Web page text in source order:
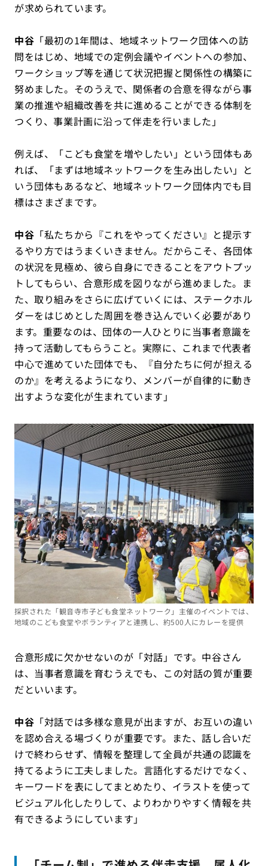
が求められています。
中谷 「最初の1年間は、地域ネットワーク団体への訪
問をはじめ、地域での定例会議やイベントへの参加、
ワークショップ等を通じて状況把握と関係性の構築に
努めました。そのうえで、関係者の合意を得ながら事
業の推進や組織改善を共に進めることができる体制を
つくり、事業計画に沿って伴走を行いました」
例えば、「こども食堂を増やしたい」という団体もあ
れば、「まずは地域ネットワークを生み出したい」と
いう団体もあるなど、地域ネットワーク団体内でも目
標はさまざまです。
中谷 「私たちから『これをやってください』と提示す
るやり方ではうまくいきません。だからこそ、各団体
の状況を見極め、彼ら自身にできることをアウトプッ
トしてもらい、合意形成を図りながら進めました。ま
た、取り組みをさらに広げていくには、ステークホル
ダーをはじめとした周囲を巻き込んでいく必要があり
ます。重要なのは、団体の一人ひとりに当事者意識を
持って活動してもらうこと。実際に、これまで代表者
中心で進めていた団体でも、『自分たちに何が担える
のか』を考えるようになり、メンバーが自律的に動き
出すような変化が生まれています」
採択された「観音寺市子ども食堂ネットワーク」主催のイベントでは、
地域のこども食堂やボランティアと連携し、約500人にカレーを提供
合意形成に欠かせないのが「対話」です。中谷さん
は、当事者意識を育むうえでも、この対話の質が重要
だといいます。
中谷 「対話では多様な意見が出ますが、お互いの違い
を認め合える場づくりが重要です。また、話し合いだ
けで終わらせず、情報を整理して全員が共通の認識を
持てるように工夫しました。言語化するだけでなく、
キーワードを表にしてまとめたり、イラストを使って
ビジュアル化したりして、よりわかりやすく情報を共
有できるようにしています」